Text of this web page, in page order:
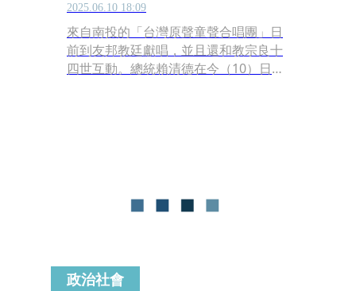
2025.06.10 18:09
來自南投的「台灣原聲童聲合唱團」日
前到友邦教廷獻唱，並且還和教宗良十
四世互動。總統賴清德在今（10）日接
政治社會